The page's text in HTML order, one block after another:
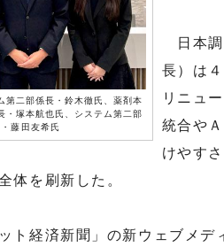
第二部係長・鈴木徹氏、薬剤本
・塚本航也氏、システム第二部
藤田友希氏
日本調
長）は
リニュ
統合や
けやす
体を刷新した。
ト経済新聞」の新ウェブメデ